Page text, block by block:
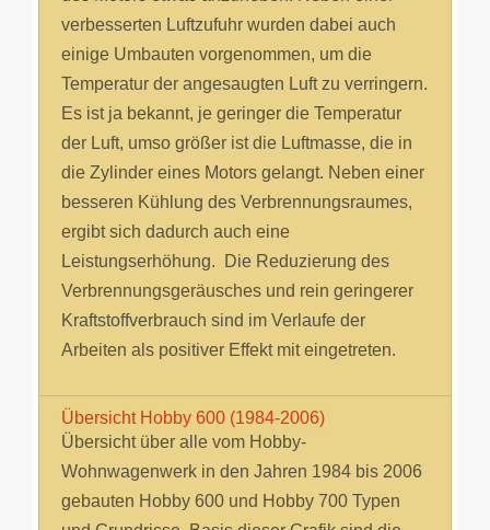
verbesserten Luftzufuhr wurden dabei auch
einige Umbauten vorgenommen, um die
Temperatur der angesaugten Luft zu verringern.
Es ist ja bekannt, je geringer die Temperatur
der Luft, umso größer ist die Luftmasse, die in
die Zylinder eines Motors gelangt. Neben einer
besseren Kühlung des Verbrennungsraumes,
ergibt sich dadurch auch eine
Leistungserhöhung. Die Reduzierung des
Verbrennungsgeräusches und rein geringerer
Kraftstoffverbrauch sind im Verlaufe der
Arbeiten als positiver Effekt mit eingetreten.
Übersicht Hobby 600 (1984-2006)
Übersicht über alle vom Hobby-
Wohnwagenwerk in den Jahren 1984 bis 2006
gebauten Hobby 600 und Hobby 700 Typen